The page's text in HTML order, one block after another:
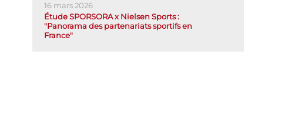
16 mars 2026
Étude SPORSORA x Nielsen Sports :
"Panorama des partenariats sportifs en
France"